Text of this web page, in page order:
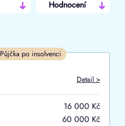
Hodnocení
Půjčka po insolvenci
Detail >
16 000 Kč
60 000 Kč